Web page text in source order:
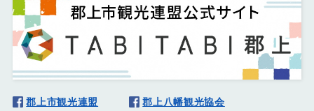
郡上市観光連盟
郡上八幡観光協会